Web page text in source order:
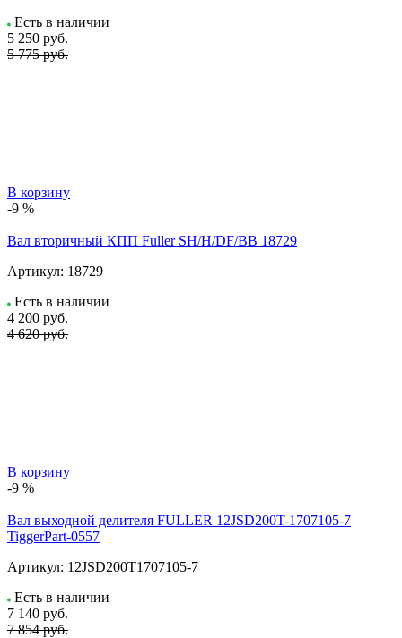
Есть в наличии
5 250 руб.
5 775 руб.
В корзину
-9 %
Вал вторичный КПП Fuller SH/H/DF/BB 18729
Артикул: 18729
Есть в наличии
4 200 руб.
4 620 руб.
В корзину
-9 %
Вал выходной делителя FULLER 12JSD200T-1707105-7
TiggerPart-0557
Артикул: 12JSD200T1707105-7
Есть в наличии
7 140 руб.
7 854 руб.